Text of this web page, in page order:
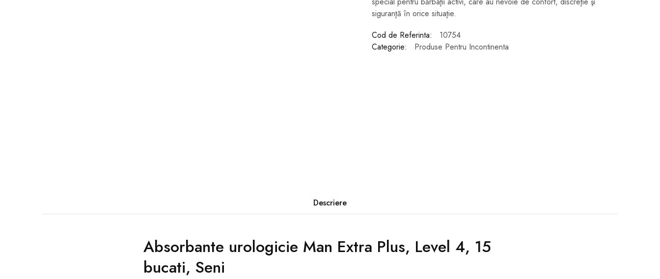
siguranţă în orice situaţie.
Cod de Referinta:
10754
Categorie:
Produse Pentru Incontinenta
Descriere
Absorbante urologicie Man Extra Plus, Level 4, 15
bucati, Seni